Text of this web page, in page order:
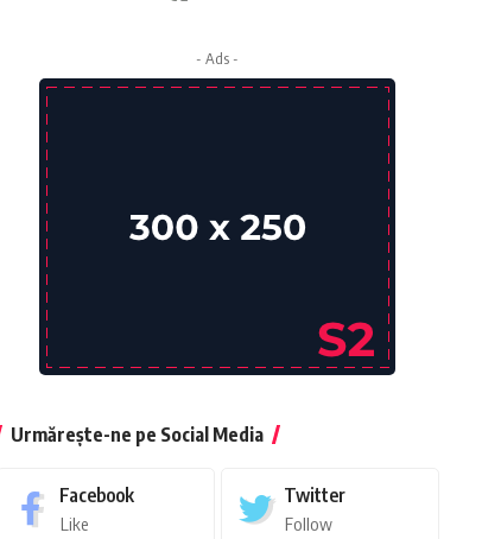
- Ads -
Urmărește-ne pe Social Media
Facebook
Like
Twitter
Follow